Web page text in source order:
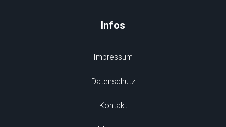
Infos
Impressum
Datenschutz
Kontakt